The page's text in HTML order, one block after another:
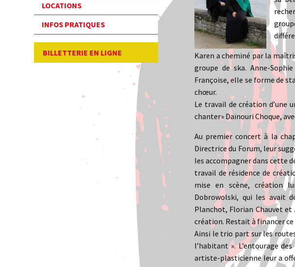
LOCATIONS
INFOS PRATIQUES
BILLETTERIE EN LIGNE
Karen a cheminé par la
groupe de ska. Anne-
Françoise, elle se forme de
chœur.
Le travail de création d’une
chanter» Daïnouri Choque,
Au premier concert à la
Directrice du Forum, leur
les accompagner dans cette
travail de résidence de
mise en scène, création
Dobrowolski, qui les avait
Planchot, Florian Chauvet
création. Restait à financer
Ainsi le trio part sur les
l’habitant ». L’entourage
artiste-plasticienne leur a